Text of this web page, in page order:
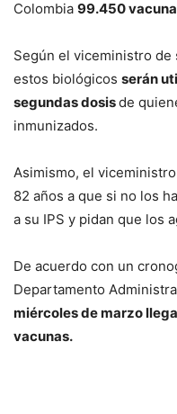
Colombia 99.450
Según el viceministro de
estos biológicos serán
segundas dosisde
inmunizados.
Asimismo, el
82 años a que si no los
a su IPS y pidan que los
De acuerdo con un
Departamento
miércoles de marzo
vacunas.